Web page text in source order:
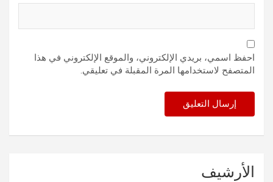
احفظ اسمي، بريدي الإلكتروني، والموقع الإلكتروني في هذا
المتصفح لاستخدامها المرة المقبلة في تعليقي.
الأرشيف